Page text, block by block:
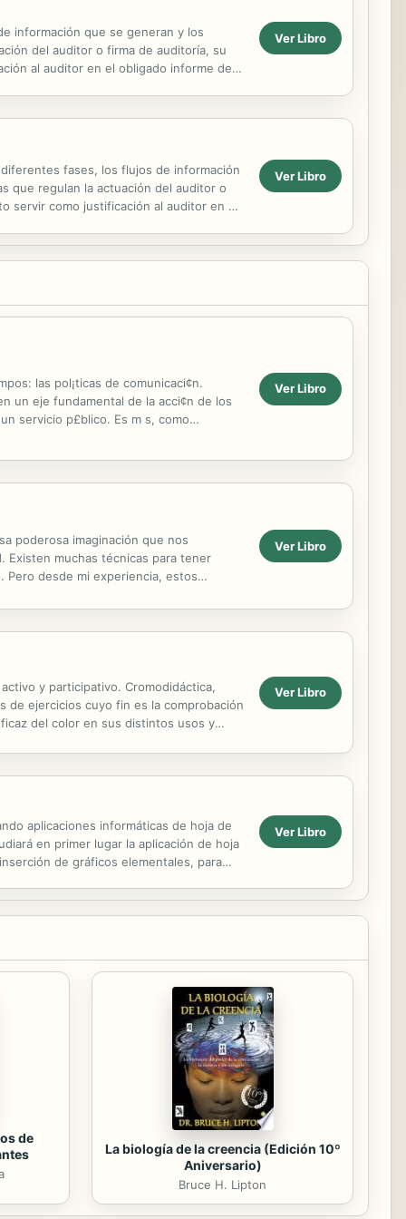
información que se generan y los
del auditor o firma de auditoría, su
al auditor en el obligado informe de
Ver Libro
fases, los flujos de información
que regulan la actuación del auditor o
servir como justificación al auditor en el
Ver Libro
las pol¡ticas de comunicaci¢n.
un eje fundamental de la acci¢n de los
servicio p£blico. Es m s, como
Ver Libro
poderosa imaginación que nos
Existen muchas técnicas para tener
Pero desde mi experiencia, estos
Ver Libro
y participativo. Cromodidáctica,
de ejercicios cuyo fin es la comprobación
del color en sus distintos usos y
Ver Libro
aplicaciones informáticas de hoja de
en primer lugar la aplicación de hoja
de gráficos elementales, para
Ver Libro
de
La biología de la creencia (Edición 10º
Aniversario)
Bruce H. Lipton